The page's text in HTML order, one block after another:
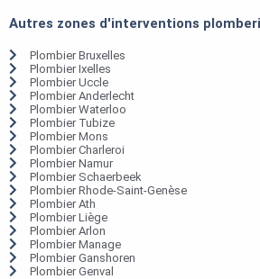
Autres zones d'interventions
Plombier Bruxelles
Plombier Ixelles
Plombier Uccle
Plombier Anderlecht
Plombier Waterloo
Plombier Tubize
Plombier Mons
Plombier Charleroi
Plombier Namur
Plombier Schaerbeek
Plombier Rhode-Saint-Genèse
Plombier Ath
Plombier Liège
Plombier Arlon
Plombier Manage
Plombier Ganshoren
Plombier Genval